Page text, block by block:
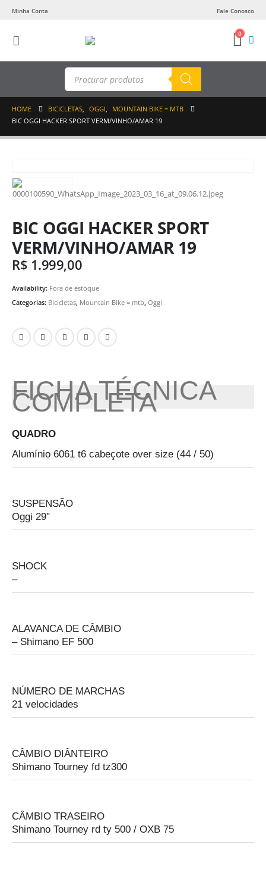
Minha Conta Fale Conosco
0
Pesquisar
produtos
HOME BICICLETAS, OGGI,
MOUNTAIN BIKE = MTB
BIC OGGI HACKER SPORT VERM/VINHO/AMAR 19
BIC OGGI HACKER SPORT
VERM/VINHO/AMAR 19
R$ 1.999,00
Availability: Fora de estoque
Categorias: Bicicletas Mountain Bike = mtb Oggi
FICHA TÉCNICA
COMPLETA
QUADRO
Alumínio 6061 t6 cabeçote over size (44 / 50)
SUSPENSÃO
Oggi 29″
SHOCK
–
ALAVANCA DE CÂMBIO
– Shimano EF 500
NÚMERO DE MARCHAS
21 velocidades
CÂMBIO DIÂNTEIRO
Shimano Tourney fd tz300
CÂMBIO TRASEIRO
Shimano Tourney rd ty 500 / OXB 75